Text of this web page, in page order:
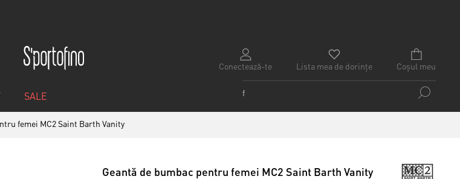
Conectează-te Coșul meu
Lista mea de dorințe
SALE
femei MC2 Saint Barth Vanity
Geantă de bumbac pentru femei MC2 Saint Barth Vanity